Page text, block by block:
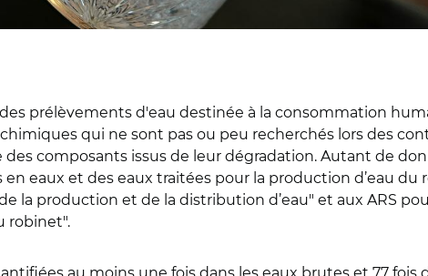
prélèvements d'eau destinée à la consommation
qui ne sont pas ou peu recherchés lors des
composants issus de leur dégradation. Autant de
eaux et des eaux traitées pour la production d’eau du
la production et de la distribution d’eau" et aux ARS
robinet".